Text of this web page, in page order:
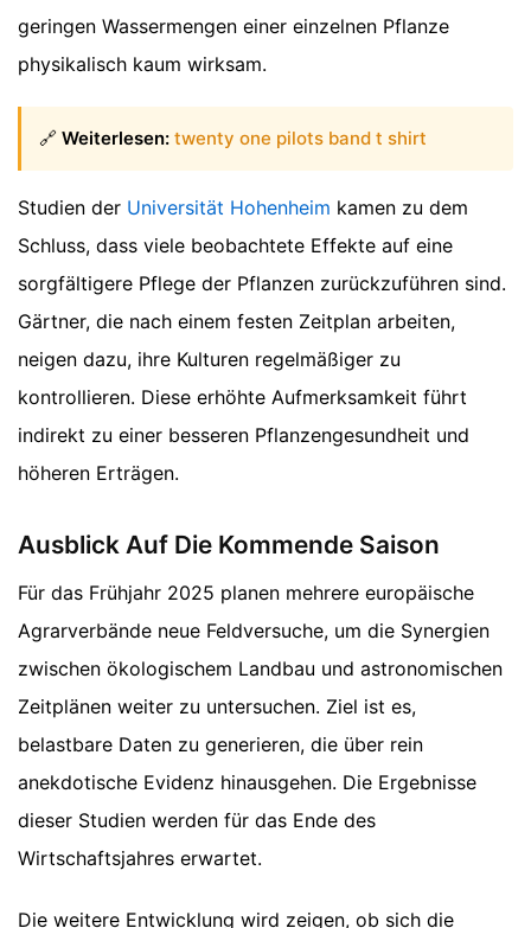
geringen Wassermengen einer einzelnen Pflanze
physikalisch kaum wirksam.
🔗 Weiterlesen: twenty one pilots band t shirt
Studien der Universität Hohenheim kamen zu dem
Schluss, dass viele beobachtete Effekte auf eine
sorgfältigere Pflege der Pflanzen zurückzuführen sind.
Gärtner, die nach einem festen Zeitplan arbeiten,
neigen dazu, ihre Kulturen regelmäßiger zu
kontrollieren. Diese erhöhte Aufmerksamkeit führt
indirekt zu einer besseren Pflanzengesundheit und
höheren Erträgen.
Ausblick Auf Die Kommende Saison
Für das Frühjahr 2025 planen mehrere europäische
Agrarverbände neue Feldversuche, um die Synergien
zwischen ökologischem Landbau und astronomischen
Zeitplänen weiter zu untersuchen. Ziel ist es,
belastbare Daten zu generieren, die über rein
anekdotische Evidenz hinausgehen. Die Ergebnisse
dieser Studien werden für das Ende des
Wirtschaftsjahres erwartet.
Die weitere Entwicklung wird zeigen, ob sich die